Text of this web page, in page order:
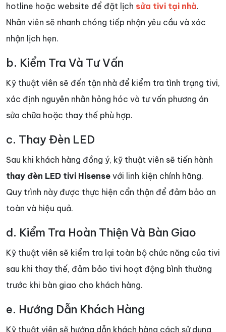
hotline hoặc website để đặt lịch sửa tivi tại nhà.
Nhân viên sẽ nhanh chóng tiếp nhận yêu cầu và xác
nhận lịch hẹn.
b. Kiểm Tra Và Tư Vấn
Kỹ thuật viên sẽ đến tận nhà để kiểm tra tình trạng tivi,
xác định nguyên nhân hỏng hóc và tư vấn phương án
sửa chữa hoặc thay thế phù hợp.
c. Thay Đèn LED
Sau khi khách hàng đồng ý, kỹ thuật viên sẽ tiến hành
thay đèn LED tivi Hisense với linh kiện chính hãng.
Quy trình này được thực hiện cẩn thận để đảm bảo an
toàn và hiệu quả.
d. Kiểm Tra Hoàn Thiện Và Bàn Giao
Kỹ thuật viên sẽ kiểm tra lại toàn bộ chức năng của tivi
sau khi thay thế, đảm bảo tivi hoạt động bình thường
trước khi bàn giao cho khách hàng.
e. Hướng Dẫn Khách Hàng
Kỹ thuật viên sẽ hướng dẫn khách hàng cách sử dụng